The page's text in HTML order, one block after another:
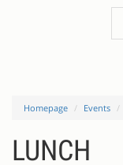
Homepage Events
LUNCH